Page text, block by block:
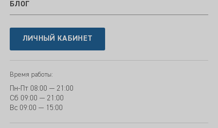
БЛОГ
ЛИЧНЫЙ КАБИНЕТ
Время работы:
Пн-Пт 08:00 — 21:00
Сб 09:00 — 21:00
Вс 09:00 — 15:00